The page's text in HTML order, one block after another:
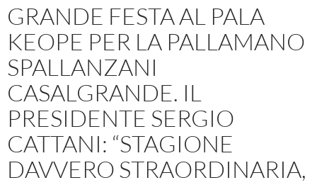
GRANDE FESTA AL PALA
KEOPE PER LA PALLAMANO
SPALLANZANI
CASALGRANDE. IL
PRESIDENTE SERGIO
CATTANI: “STAGIONE
DAVVERO STRAORDINARIA,